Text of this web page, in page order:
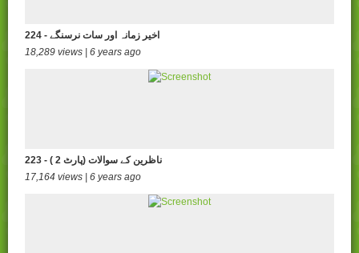
224 - اخیر زمانہ اور سات نرسنگے
18,289 views | 6 years ago
223 - ( ناظرین کے سوالات (پارٹ 2
17,164 views | 6 years ago